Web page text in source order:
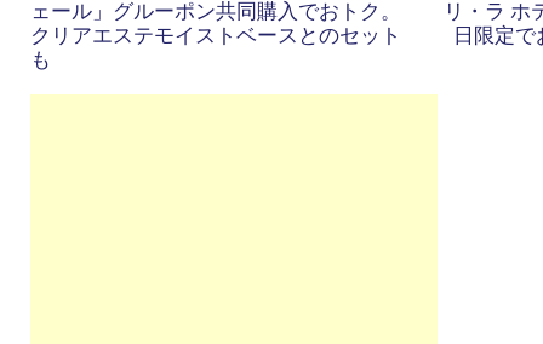
ェール」グルーポン共同購入でおトク。
クリアエステモイストベースとのセット
も
リ・ラ ホ
日限定